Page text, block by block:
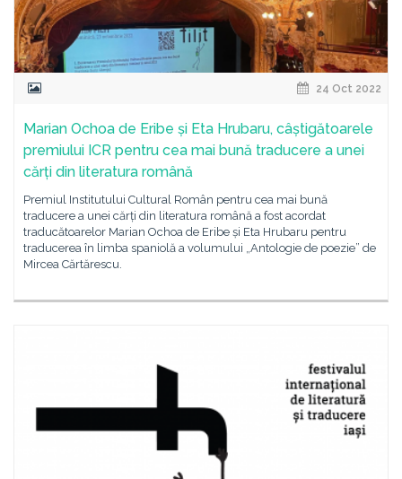
24 Oct 2022
Marian Ochoa de Eribe și Eta Hrubaru, câștigătoarele
premiului ICR pentru cea mai bună traducere a unei
cărți din literatura română
Premiul Institutului Cultural Român pentru cea mai bună
traducere a unei cărți din literatura română a fost acordat
traducătoarelor Marian Ochoa de Eribe și Eta Hrubaru pentru
traducerea în limba spaniolă a volumului „Antologie de poezie” de
Mircea Cărtărescu.